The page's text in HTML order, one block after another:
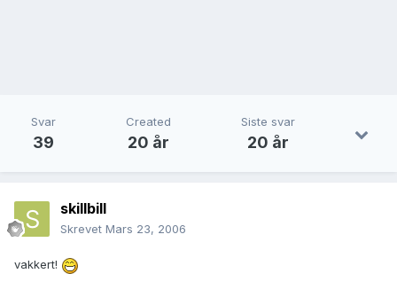
Svar
39
Created
20 år
Siste svar
20 år
skillbill
Skrevet Mars 23, 2006
vakkert!